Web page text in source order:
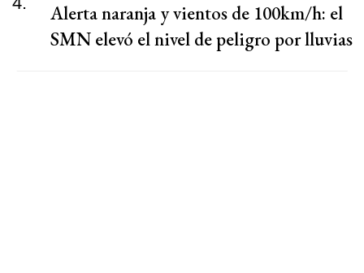
Alerta naranja y vientos de 100km/h: el
SMN elevó el nivel de peligro por lluvias